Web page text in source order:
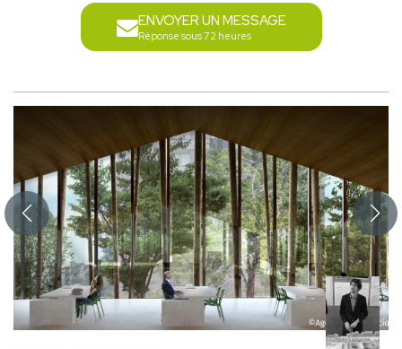
ENVOYER UN MESSAGE
Réponse sous 72 heures